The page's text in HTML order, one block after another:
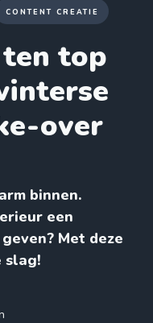
CONTENT CREATIE
top
over
binnen.
een
Met deze
slag!